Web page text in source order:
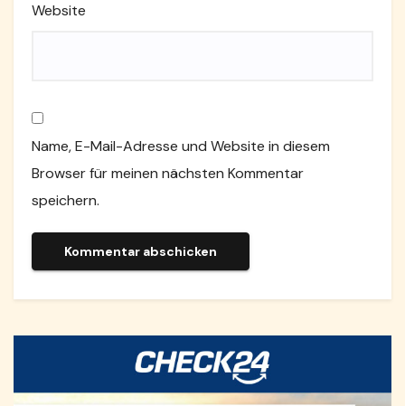
Website
Name, E-Mail-Adresse und Website in diesem
Browser für meinen nächsten Kommentar
speichern.